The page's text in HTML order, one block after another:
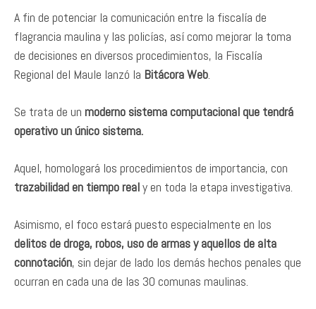
A fin de potenciar la comunicación entre la fiscalía de
flagrancia maulina y las policías, así como mejorar la toma
de decisiones en diversos procedimientos, la Fiscalía
Regional del Maule lanzó la Bitácora Web
Se trata de un moderno sistema computacional que tendrá
operativo un único sistema.
Aquel, homologará los procedimientos de importancia, con
trazabilidad en tiempo realy en toda la etapa investigativa.
Asimismo, el foco estará puesto especialmente en los
delitos de droga, robos, uso de armas y aquellos de alta
connotación, sin dejar de lado los demás hechos penales que
ocurran en cada una de las 30 comunas maulinas.